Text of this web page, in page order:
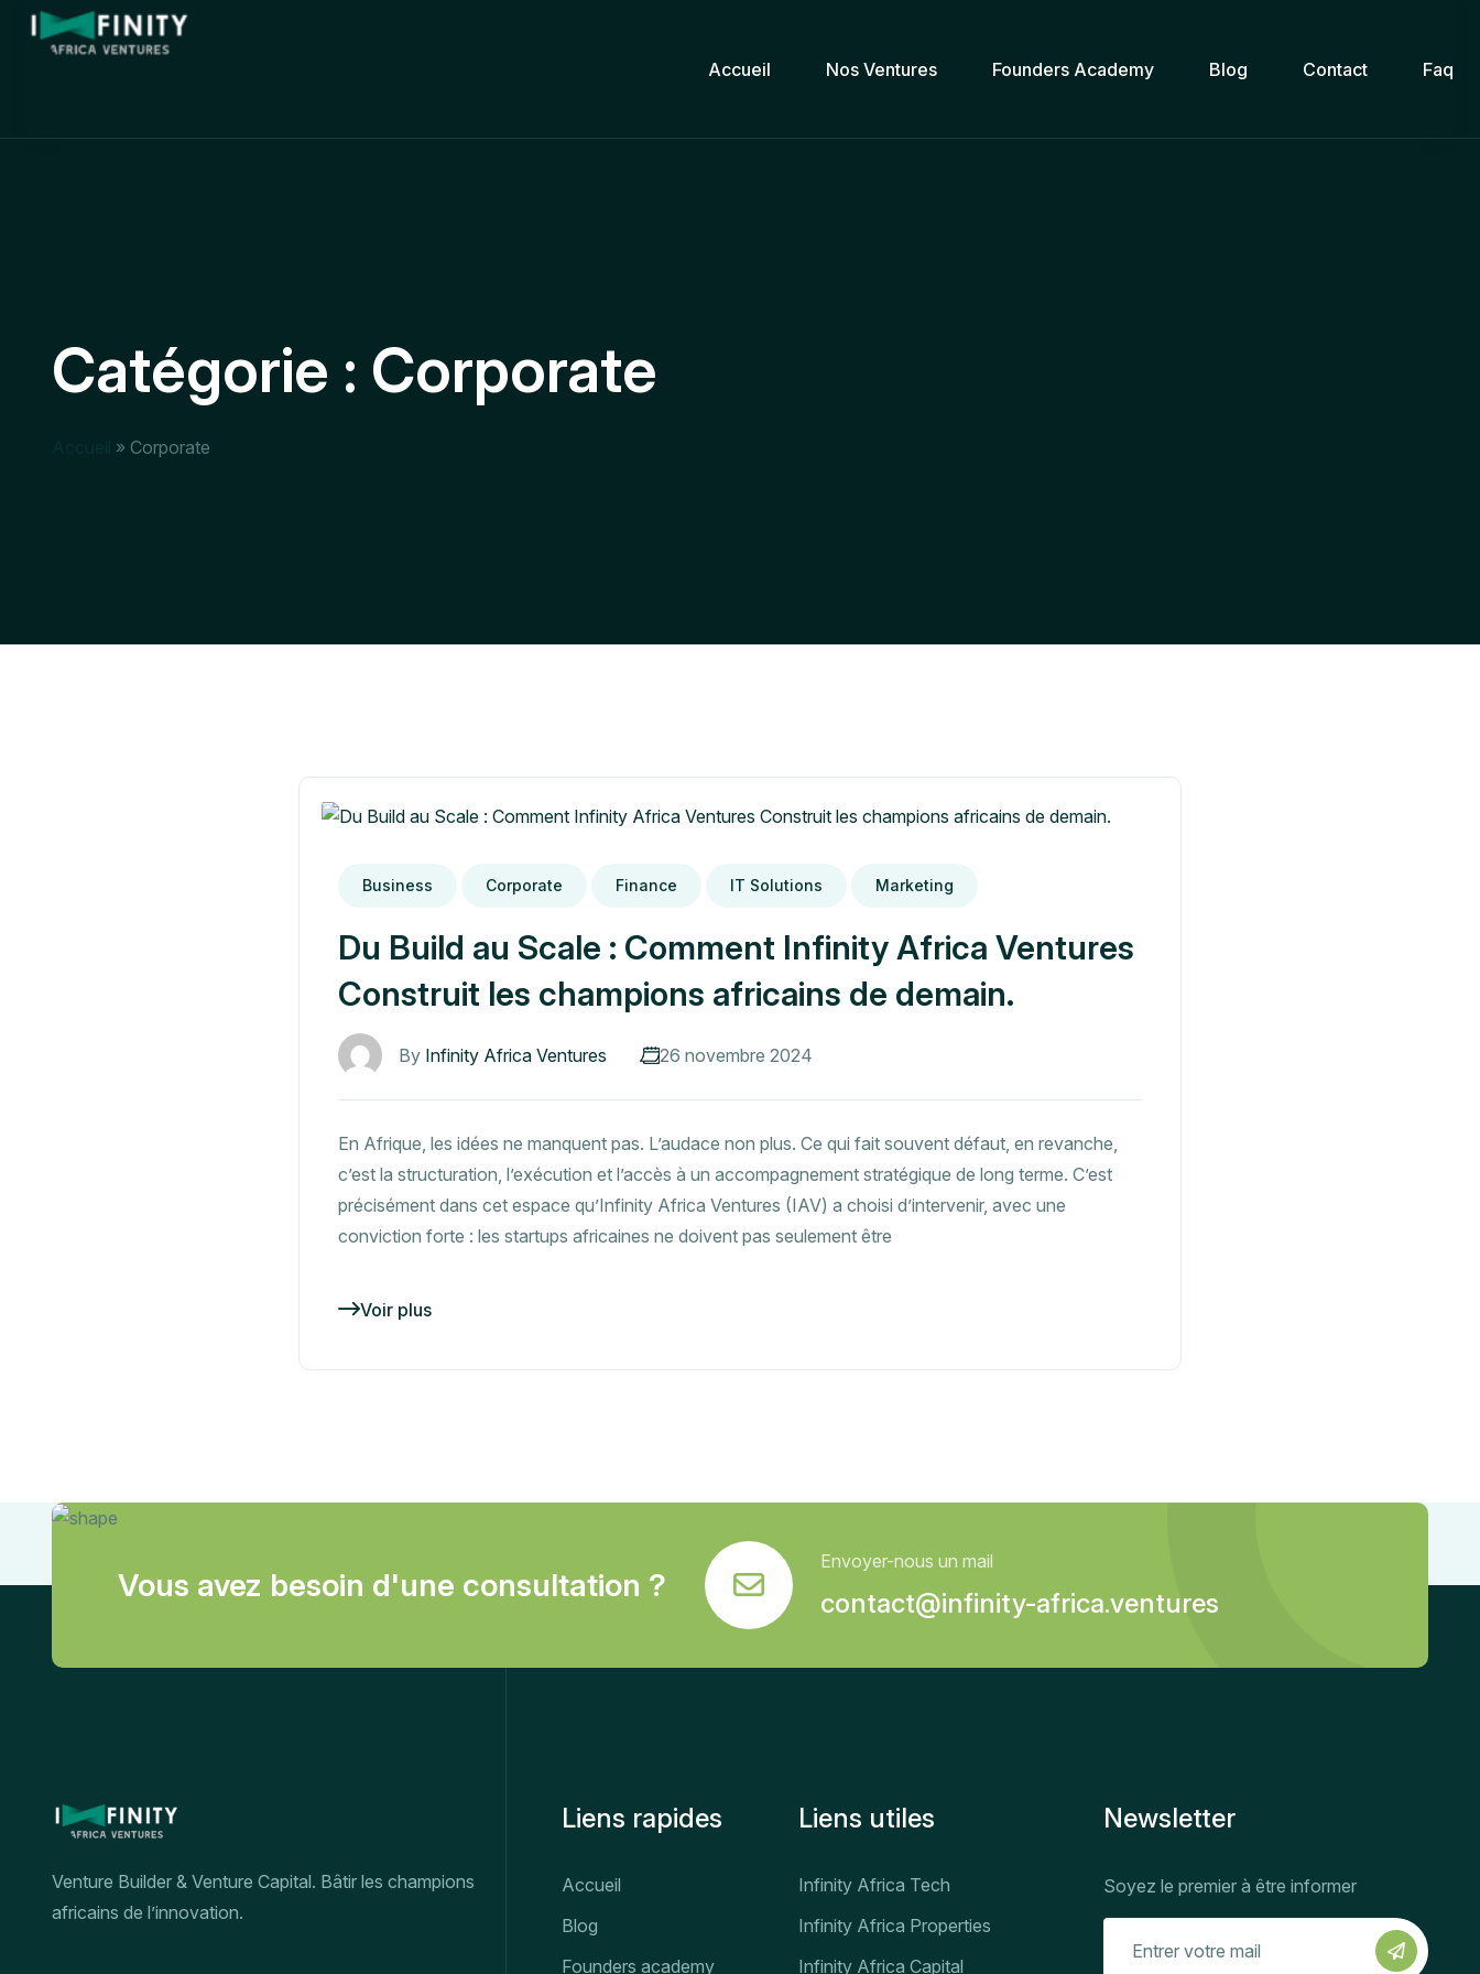
Accueil Nos Ventures Founders Academy Blog Contact Faq
Catégorie : Corporate
» Corporate
Business Corporate Finance IT Solutions Marketing
Du Build au Scale : Comment Infinity Africa Ventures
Construit les champions africains de demain.
By Infinity Africa Ventures 26 novembre 2024
En Afrique, les idées ne manquent pas. L’audace non plus. Ce qui fait souvent défaut, en revanche,
c’est la structuration, l’exécution et l’accès à un accompagnement stratégique de long terme. C’est
précisément dans cet espace qu’Infinity Africa Ventures (IAV) a choisi d’intervenir, avec une
conviction forte : les startups africaines ne doivent pas seulement être
Voir plus
Vous avez besoin d'une consultation ?
Envoyer-nous un mail
contact@infinity-africa.ventures
Venture Builder & Venture Capital. Bâtir les champions
africains de l’innovation.
Liens rapides
Accueil
Blog
Founders academy
Liens utiles
Infinity Africa Tech
Infinity Africa Properties
Infinity Africa Capital
Newsletter
Soyez le premier à être informer